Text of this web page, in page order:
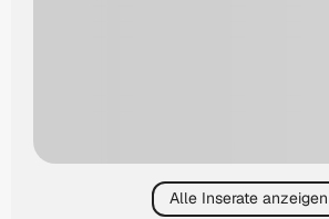
Alle Inserate anzeigen